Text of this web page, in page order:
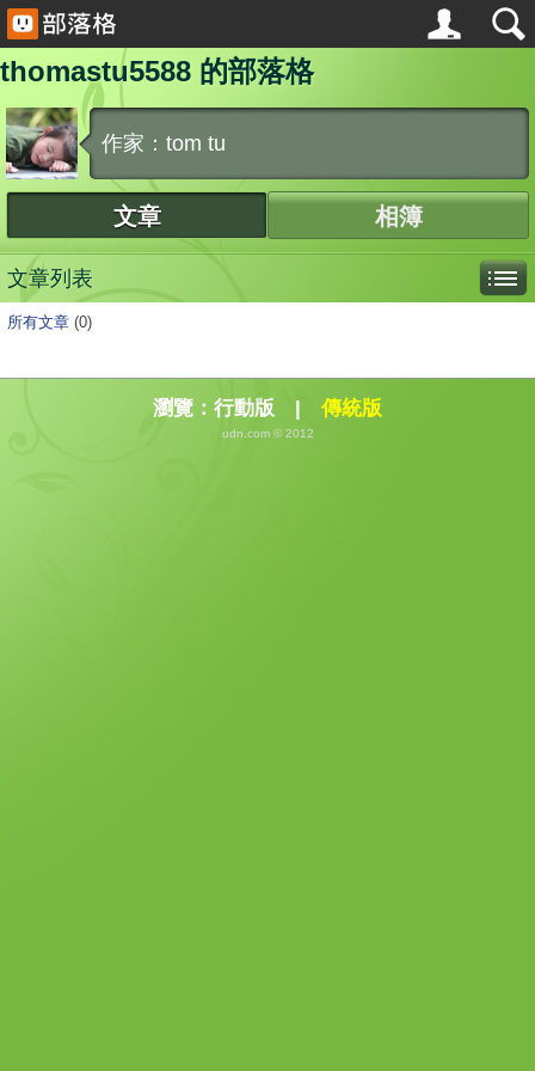
thomastu5588 的部落格
作家：tom tu
文章 相簿
文章列表
所有文章 (0)
瀏覽： 行動版 | 傳統版
udn.com © 2012